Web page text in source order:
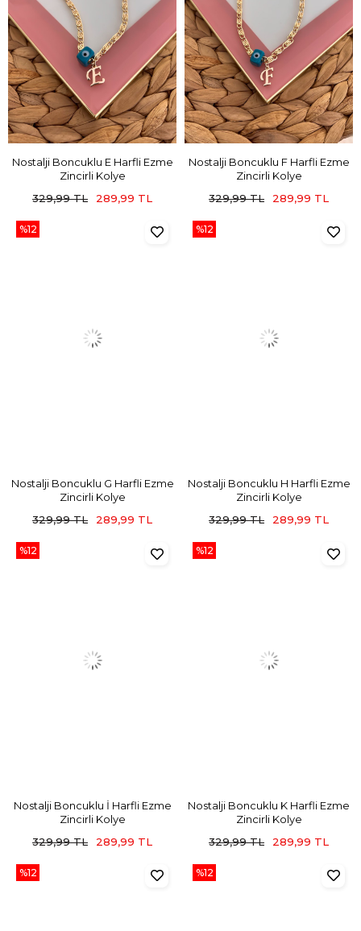
Nostalji Boncuklu E Harfli Ezme
Zincirli Kolye
329,99 TL
289,99 TL
Nostalji Boncuklu F Harfli Ezme
Zincirli Kolye
329,99 TL
289,99 TL
Nostalji Boncuklu G Harfli Ezme
Zincirli Kolye
329,99 TL
289,99 TL
%12
Nostalji Boncuklu H Harfli Ezme
Zincirli Kolye
329,99 TL
289,99 TL
%12
Nostalji Boncuklu İ Harfli Ezme
Zincirli Kolye
329,99 TL
289,99 TL
%12
Nostalji Boncuklu K Harfli Ezme
Zincirli Kolye
329,99 TL
289,99 TL
%12
%12 %12